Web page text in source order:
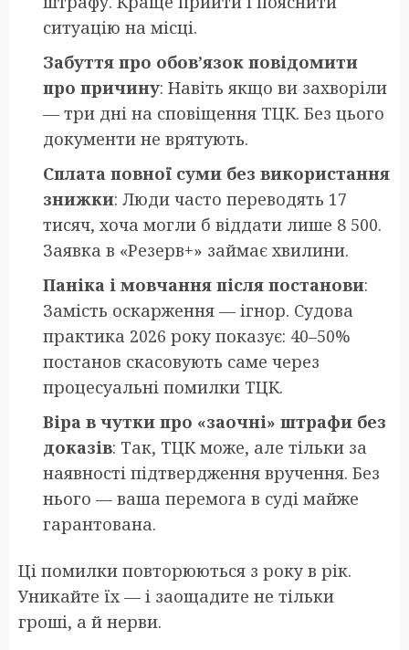
ситуацію на місці.
Забуття про обов’язок повідомити
про причину: Навіть якщо ви захворіли
— три дні на сповіщення ТЦК. Без цього
документи не врятують.
Сплата повної суми без використання
знижки: Люди часто переводять 17
тисяч, хоча могли б віддати лише 8 500.
Заявка в «Резерв+» займає хвилини.
Паніка і мовчання після постанови:
Замість оскарження — ігнор. Судова
практика 2026 року показує: 40–50%
постанов скасовують саме через
процесуальні помилки ТЦК.
Віра в чутки про «заочні» штрафи без
доказів: Так, ТЦК може, але тільки за
наявності підтвердження вручення. Без
нього — ваша перемога в суді майже
гарантована.
Ці помилки повторюються з року в рік.
Уникайте їх — і заощадите не тільки
гроші, а й нерви.